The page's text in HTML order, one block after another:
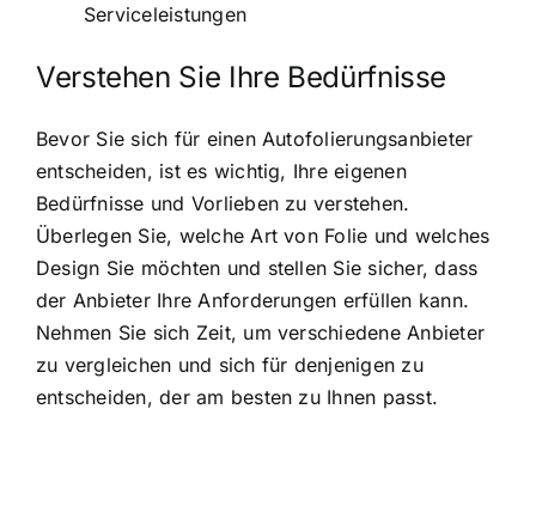
Serviceleistungen
Verstehen Sie Ihre Bedürfnisse
Bevor Sie sich für einen Autofolierungsanbieter
entscheiden, ist es wichtig, Ihre eigenen
Bedürfnisse und Vorlieben zu verstehen.
Überlegen Sie, welche Art von Folie und welches
Design Sie möchten und stellen Sie sicher, dass
der Anbieter Ihre Anforderungen erfüllen kann.
Nehmen Sie sich Zeit, um verschiedene Anbieter
zu vergleichen und sich für denjenigen zu
entscheiden, der am besten zu Ihnen passt.